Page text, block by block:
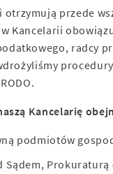
przede
Kancelarii
radcy
Kancelarię
podmiotów